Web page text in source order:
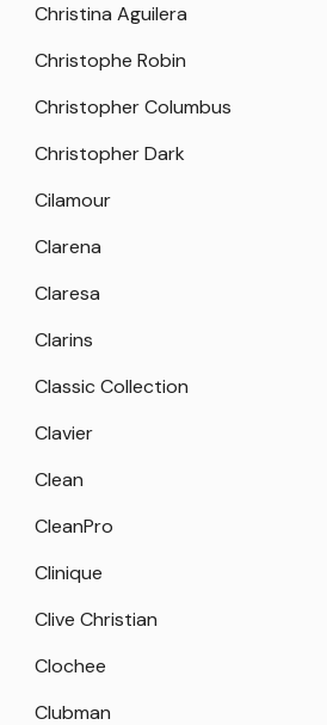
Christina Aguilera
Christophe Robin
Christopher Columbus
Christopher Dark
Cilamour
Clarena
Claresa
Clarins
Classic Collection
Clavier
Clean
CleanPro
Clinique
Clive Christian
Clochee
Clubman